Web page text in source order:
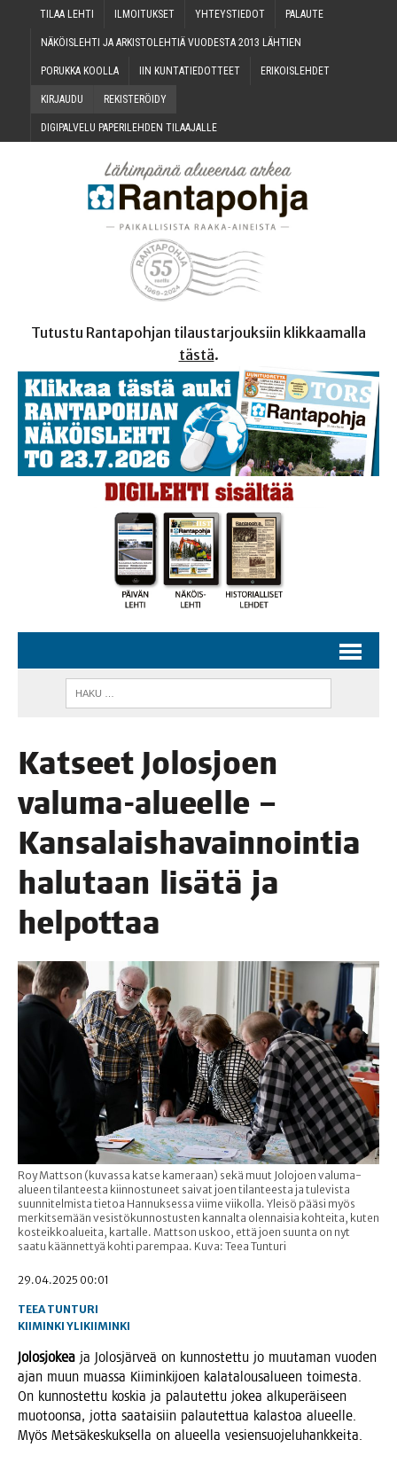
TILAA LEH­TI ILMOI­TUK­SET YHTEYS­TIE­DOT PALAU­TE
NÄKÖIS­LEH­TI JA ARKIS­TO­LEH­TIÄ VUO­DES­TA 2013 LÄHTIEN
PORUK­KA KOOLLA IIN KUN­TA­TIE­DOT­TEET ERI­KOIS­LEH­DET
KIR­JAU­DU REKIS­TE­RÖI­DY
DIGI­PAL­VE­LU PAPE­RI­LEH­DEN TILAAJALLE
Tutustu Rantapohjan tilaustarjouksiin klikkaamalla
tästä.
Kat­seet Jolos­joen
valu­ma-alu­eel­le –
Kan­sa­lais­ha­vain­noin­tia
halu­taan lisä­tä ja
helpottaa
Roy Mattson (kuvassa katse kameraan) sekä muut Jolojoen valuma-
alueen tilanteesta kiinnostuneet saivat joen tilanteesta ja tulevista
suunnitelmista tietoa Hannuksessa viime viikolla. Yleisö pääsi myös
merkitsemään vesistökunnostusten kannalta olennaisia kohteita, kuten
kosteikkoalueita, kartalle. Mattson uskoo, että joen suunta on nyt
saatu käännettyä kohti parempaa. Kuva: Teea Tunturi
29.04.2025 00:01
TEEA TUNTURI
KIIMINKI YLIKIIMINKI
Jolos­jo­kea ja Jolos­jär­veä on kun­nos­tet­tu jo muu­ta­man vuo­den
ajan muun muas­sa Kii­min­ki­joen kala­ta­lous­a­lu­een toi­mes­ta.
On kun­nos­tet­tu kos­kia ja palau­tet­tu jokea alku­pe­räi­seen
muo­toon­sa, jot­ta saa­tai­siin palau­tet­tua kalas­toa alu­eel­le.
Myös Met­sä­kes­kuk­sel­la on alu­eel­la vesiensuojeluhankkeita.